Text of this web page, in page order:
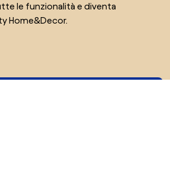
le funzionalità e diventa
Home&Decor.